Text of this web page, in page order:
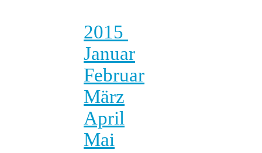
2015
Januar
Februar
März
April
Mai